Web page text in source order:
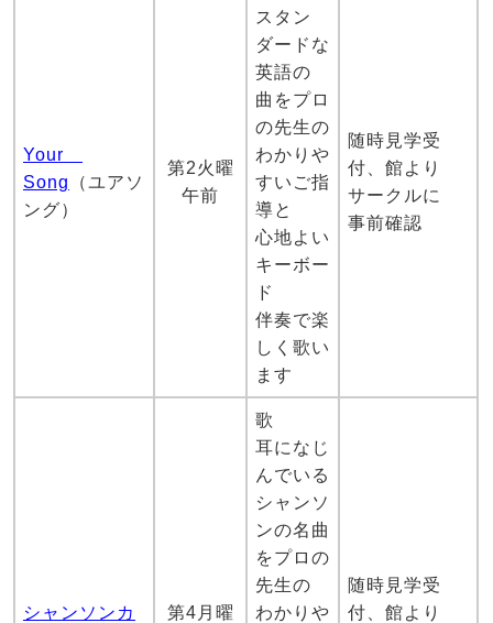
Your
Song
（ユアソ
ング）
第2火曜
午前
スタン
ダードな
英語の
曲をプロ
の先生の
わかりや
すいご指
導と
心地よい
キーボー
ド
伴奏で楽
しく歌い
ます
随時見学受
付、館より
サークルに
事前確認
シャンソンカ
第4月曜
歌
耳になじ
んでいる
シャンソ
ンの名曲
をプロの
先生の
わかりや
随時見学受
付、館より